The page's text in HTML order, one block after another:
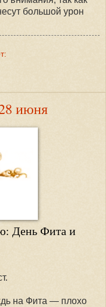
большой урон
июня
День Фита и
на Фита — плохо